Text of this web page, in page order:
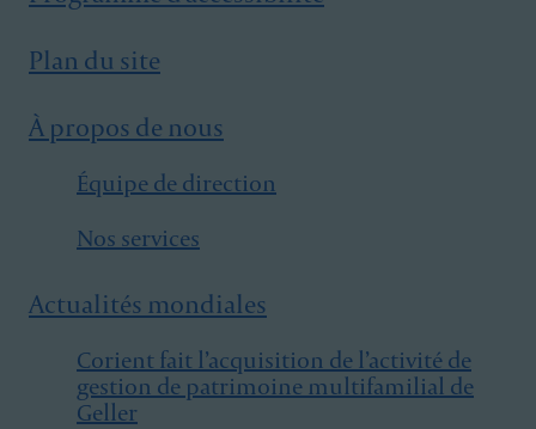
Plan du site
À propos de nous
Équipe de direction
Nos services
Actualités mondiales
Corient fait l’acquisition de l’activité de
gestion de patrimoine multifamilial de
Geller